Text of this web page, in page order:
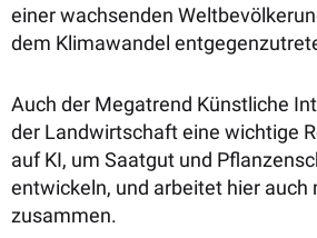
einer wachsenden
dem Klimawandel
Auch der Megatrend Künstliche
der Landwirtschaft eine wichtige
auf KI, um Saatgut und
entwickeln, und arbeitet hier
zusammen.